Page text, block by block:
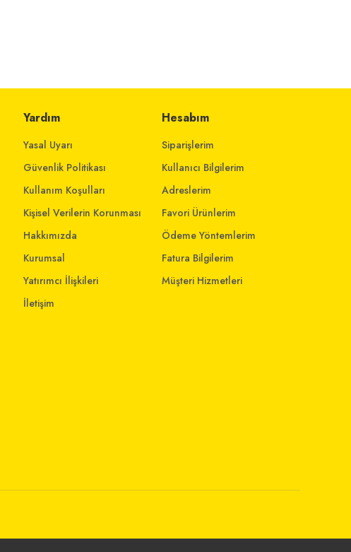
Yardım
Yasal Uyarı
Güvenlik Politikası
Kullanım Koşulları
Kişisel Verilerin Korunması
Hakkımızda
Kurumsal
Yatırımcı İlişkileri
İletişim
Hesabım
Siparişlerim
Kullanıcı Bilgilerim
Adreslerim
Favori Ürünlerim
Ödeme Yöntemlerim
Fatura Bilgilerim
Müşteri Hizmetleri